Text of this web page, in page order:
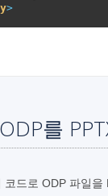
>
를
드로 ODP 파일을